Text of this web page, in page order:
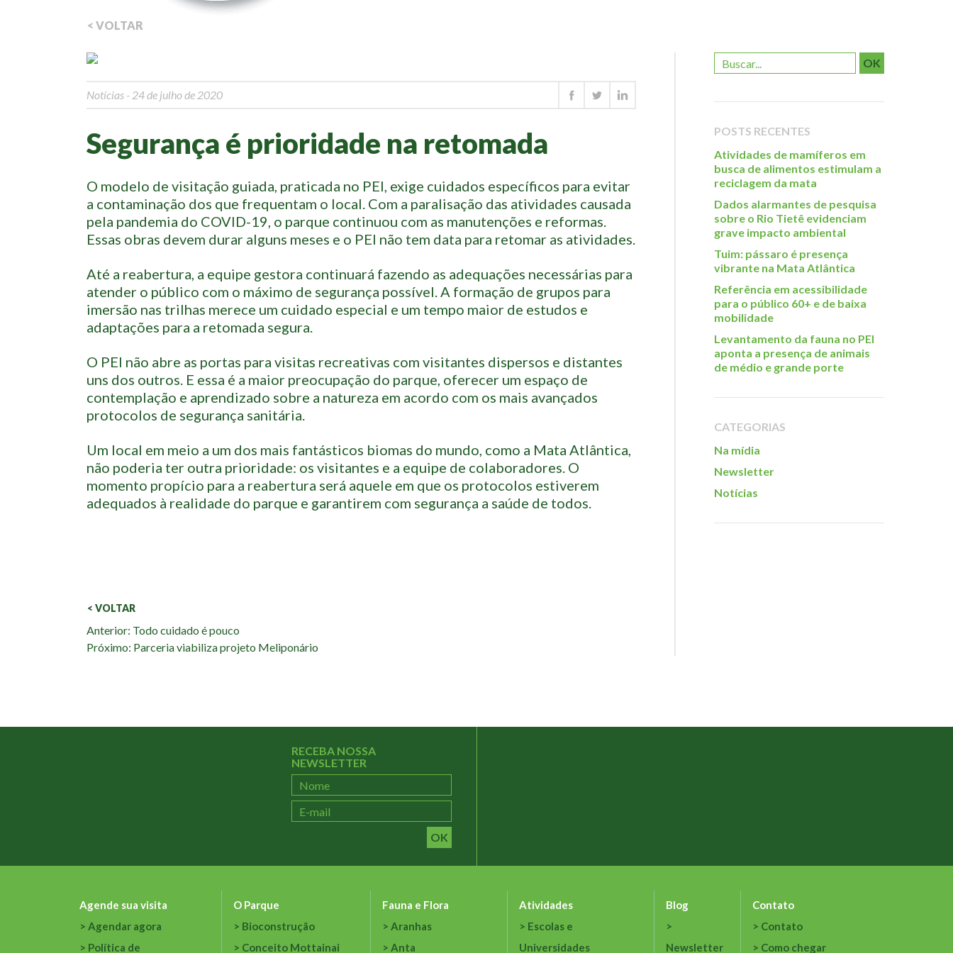
< VOLTAR
Notícias - 24 de julho de 2020
Segurança é prioridade na retomada
O modelo de visitação guiada, praticada no PEI, exige cuidados específicos para evitar
a contaminação dos que frequentam o local. Com a paralisação das atividades causada
pela pandemia do COVID-19, o parque continuou com as manutenções e reformas.
Essas obras devem durar alguns meses e o PEI não tem data para retomar as atividades.
Até a reabertura, a equipe gestora continuará fazendo as adequações necessárias para
atender o público com o máximo de segurança possível. A formação de grupos para
imersão nas trilhas merece um cuidado especial e um tempo maior de estudos e
adaptações para a retomada segura.
O PEI não abre as portas para visitas recreativas com visitantes dispersos e distantes
uns dos outros. E essa é a maior preocupação do parque, oferecer um espaço de
contemplação e aprendizado sobre a natureza em acordo com os mais avançados
protocolos de segurança sanitária.
Um local em meio a um dos mais fantásticos biomas do mundo, como a Mata Atlântica,
não poderia ter outra prioridade: os visitantes e a equipe de colaboradores. O
momento propício para a reabertura será aquele em que os protocolos estiverem
adequados à realidade do parque e garantirem com segurança a saúde de todos.
< VOLTAR
Veja
Anterior: Todo cuidado é pouco
Próximo: Parceria viabiliza projeto Meliponário
OK
POSTS RECENTES
Atividades de mamíferos em
busca de alimentos estimulam a
reciclagem da mata
Dados alarmantes de pesquisa
sobre o Rio Tietê evidenciam
grave impacto ambiental
Tuim: pássaro é presença
vibrante na Mata Atlântica
Referência em acessibilidade
para o público 60+ e de baixa
mobilidade
Levantamento da fauna no PEI
aponta a presença de animais
de médio e grande porte
CATEGORIAS
Na mídia
Newsletter
Notícias
RECEBA NOSSA
NEWSLETTER
OK
Agende sua visita
Agendar agora
Política de
O Parque
Bioconstrução
Conceito Mottainai
Fauna e Flora
Aranhas
Anta
Atividades
Escolas e
Universidades
Blog
Newsletter
Contato
Contato
Como chegar